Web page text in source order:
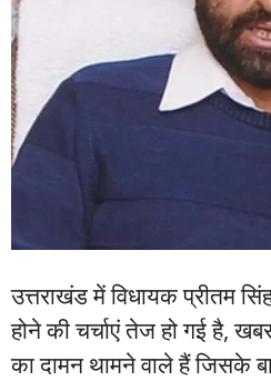
उत्तराखंड में विधायक प्रीतम
होने की चर्चाएं तेज हो गई है,
का दामन थामने वाले हैं जिसके